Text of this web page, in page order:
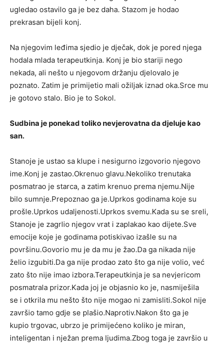
ugledao ostavilo ga je bez daha. Stazom je hodao
prekrasan bijeli konj.
Na njegovim leđima sjedio je dječak, dok je pored njega
hodala mlada terapeutkinja. Konj je bio stariji nego
nekada, ali nešto u njegovom držanju djelovalo je
poznato. Zatim je primijetio mali ožiljak iznad oka.Srce mu
je gotovo stalo. Bio je to Sokol.
Sudbina je ponekad toliko nevjerovatna da djeluje kao
san.
Stanoje je ustao sa klupe i nesigurno izgovorio njegovo
ime.Konj je zastao.Okrenuo glavu.Nekoliko trenutaka
posmatrao je starca, a zatim krenuo prema njemu.Nije
bilo sumnje.Prepoznao ga je.Uprkos godinama koje su
prošle.Uprkos udaljenosti.Uprkos svemu.Kada su se sreli,
Stanoje je zagrlio njegov vrat i zaplakao kao dijete.Sve
emocije koje je godinama potiskivao izašle su na
površinu.Govorio mu je da mu je žao.Da ga nikada nije
želio izgubiti.Da ga nije prodao zato što ga nije volio, već
zato što nije imao izbora.Terapeutkinja je sa nevjericom
posmatrala prizor.Kada joj je objasnio ko je, nasmiješila
se i otkrila mu nešto što nije mogao ni zamisliti.Sokol nije
završio tamo gdje se plašio.Naprotiv.Nakon što ga je
kupio trgovac, ubrzo je primijećeno koliko je miran,
inteligentan i nježan prema ljudima.Zbog toga je završio u